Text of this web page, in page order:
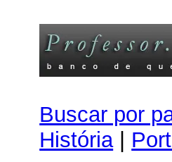
Buscar por
História|